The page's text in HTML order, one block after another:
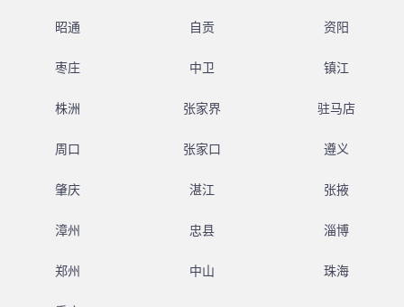
昭通 自贡 资阳
枣庄 中卫 镇江
株洲 张家界 驻马店
周口 张家口 遵义
肇庆 湛江 张掖
漳州 忠县 淄博
郑州 中山 珠海